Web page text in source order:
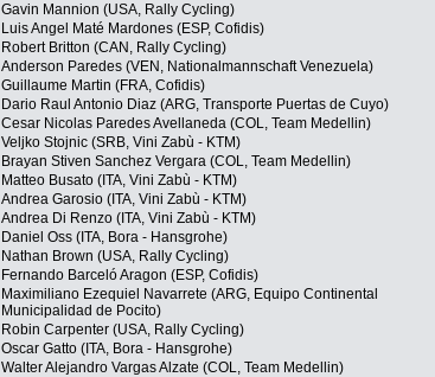
Gavin Mannion (USA, Rally Cycling)
Luis Angel Maté Mardones (ESP, Cofidis)
Robert Britton (CAN, Rally Cycling)
Anderson Paredes (VEN, Nationalmannschaft Venezuela)
Guillaume Martin (FRA, Cofidis)
Dario Raul Antonio Diaz (ARG, Transporte Puertas de Cuyo)
Cesar Nicolas Paredes Avellaneda (COL, Team Medellin)
Veljko Stojnic (SRB, Vini Zabù - KTM)
Brayan Stiven Sanchez Vergara (COL, Team Medellin)
Matteo Busato (ITA, Vini Zabù - KTM)
Andrea Garosio (ITA, Vini Zabù - KTM)
Andrea Di Renzo (ITA, Vini Zabù - KTM)
Daniel Oss (ITA, Bora - Hansgrohe)
Nathan Brown (USA, Rally Cycling)
Fernando Barceló Aragon (ESP, Cofidis)
Maximiliano Ezequiel Navarrete (ARG, Equipo Continental
Municipalidad de Pocito)
Robin Carpenter (USA, Rally Cycling)
Oscar Gatto (ITA, Bora - Hansgrohe)
Walter Alejandro Vargas Alzate (COL, Team Medellin)